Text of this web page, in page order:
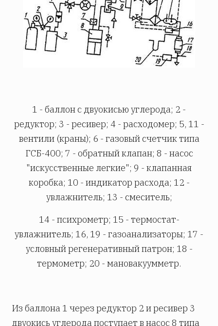
1 - баллон с двуокисью углерода; 2 -
редуктор; 3 - ресивер; 4 - расходомер; 5, 11 -
вентили (краны); 6 - газовый счетчик типа
ГСБ-400; 7 - обратный клапан; 8 - насос
"искусственные легкие"; 9 - клапанная
коробка; 10 - индикатор расхода; 12 -
увлажнитель; 13 - смеситель;
14 - психрометр; 15 - термостат-
увлажнитель; 16, 19 - газоанализаторы; 17 -
условный регенеративный патрон; 18 -
термометр; 20 - мановакуумметр.
Из баллона 1 через редуктор 2 и ресивер 3
двуокись углерода поступает в насос 8 типа